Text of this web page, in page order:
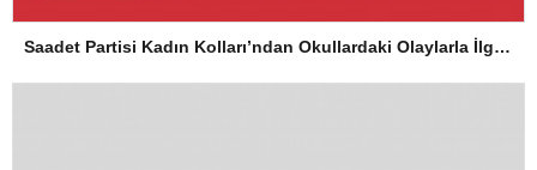
Saadet Partisi Kadın Kolları’ndan Okullardaki Olaylarla İlgili Basın Açıklaması